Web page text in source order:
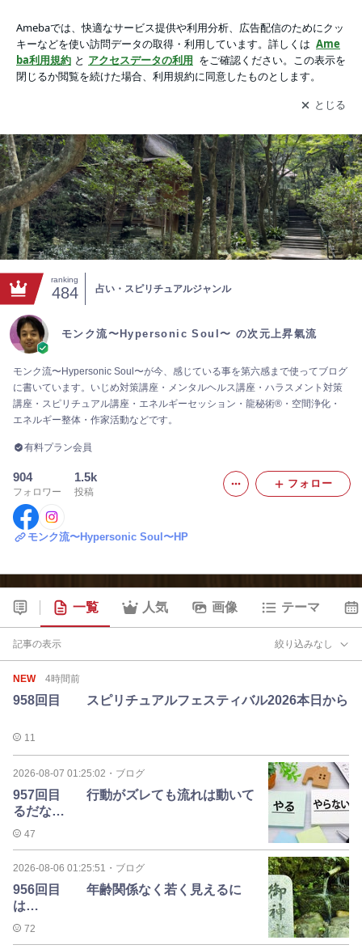
アプリをダウンロードして ブログの更新通知
を受け取りまし
ょう。
開く
ranking
484 占い・スピリチュアルジャンル
モンク流〜Hypersonic Soul〜 の次元上昇氣流
モンク流〜Hypersonic Soul〜が今、感じている事を第六感まで使ってブログ
に書いています。いじめ対策講座・メンタルヘルス講座・ハラスメント対策
講座・スピリチュアル講座・エネルギーセッション・龍秘術®︎・空間浄化・
エネルギー整体・作家活動などです。
有料プラン会員
904
フォロワー
1.5k
投稿
フォロー
モンク流〜Hypersonic Soul〜HP
一覧 人気 画像 テーマ
記事の表示 絞り込みなし
NEW 4時間前
958回目 スピリチュアルフェスティバル2026本日から
11
2026-08-07 01:25:02 ・ ブログ
957回目 行動がズレても流れは動いて
るだな…
47
2026-08-06 01:25:51 ・ ブログ
956回目 年齢関係なく若く見えるに
は…
72